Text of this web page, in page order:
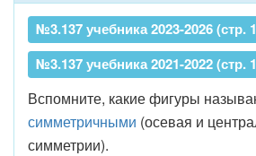
№3.137 учебника 2023-2026 (стр.
№3.137 учебника 2021-2022 (стр.
Вспомните, какие фигуры
симметричными (осевая и
симметрии).